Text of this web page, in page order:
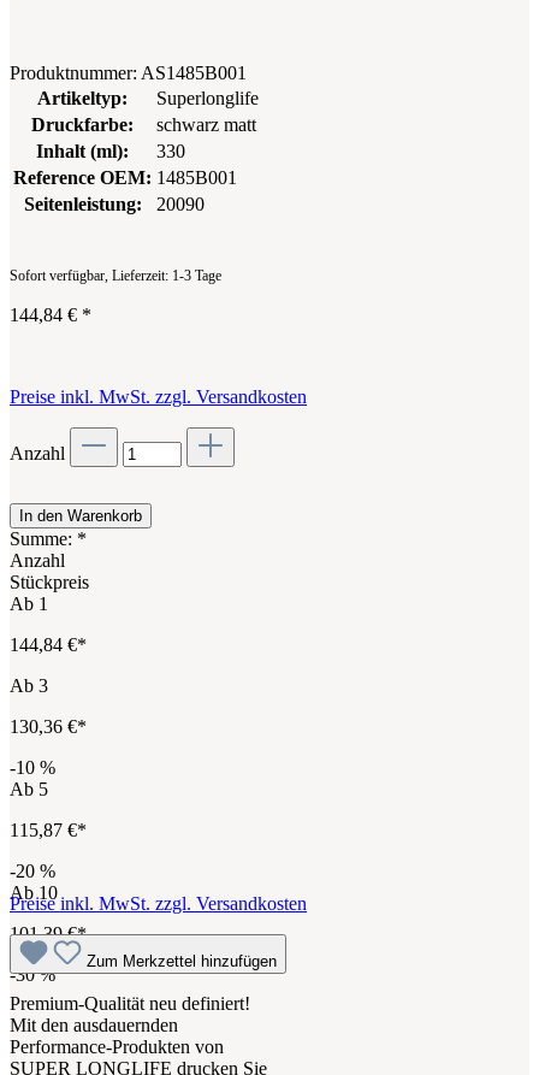
Produktnummer: AS1485B001
Artikeltyp:
Superlonglife
Druckfarbe:
schwarz matt
Inhalt (ml):
330
Reference OEM: 1485B001
Seitenleistung:
20090
Sofort verfügbar, Lieferzeit: 1-3 Tage
144,84 € *
Preise inkl. MwSt. zzgl. Versandkosten
Anzahl
In den Warenkorb
Summe: *
Anzahl
Stückpreis
Ab 1
144,84 €*
Ab 3
130,36 €*
-10 %
Ab 5
115,87 €*
-20 %
Ab10
101,39 €*
-30%
Preise inkl. MwSt. zzgl. Versandkosten
Zum Merkzettel hinzufügen
Premium-Qualität neu definiert!
Mit den ausdauernden
Performance-Produkten von
SUPER LONGLIFE drucken Sie